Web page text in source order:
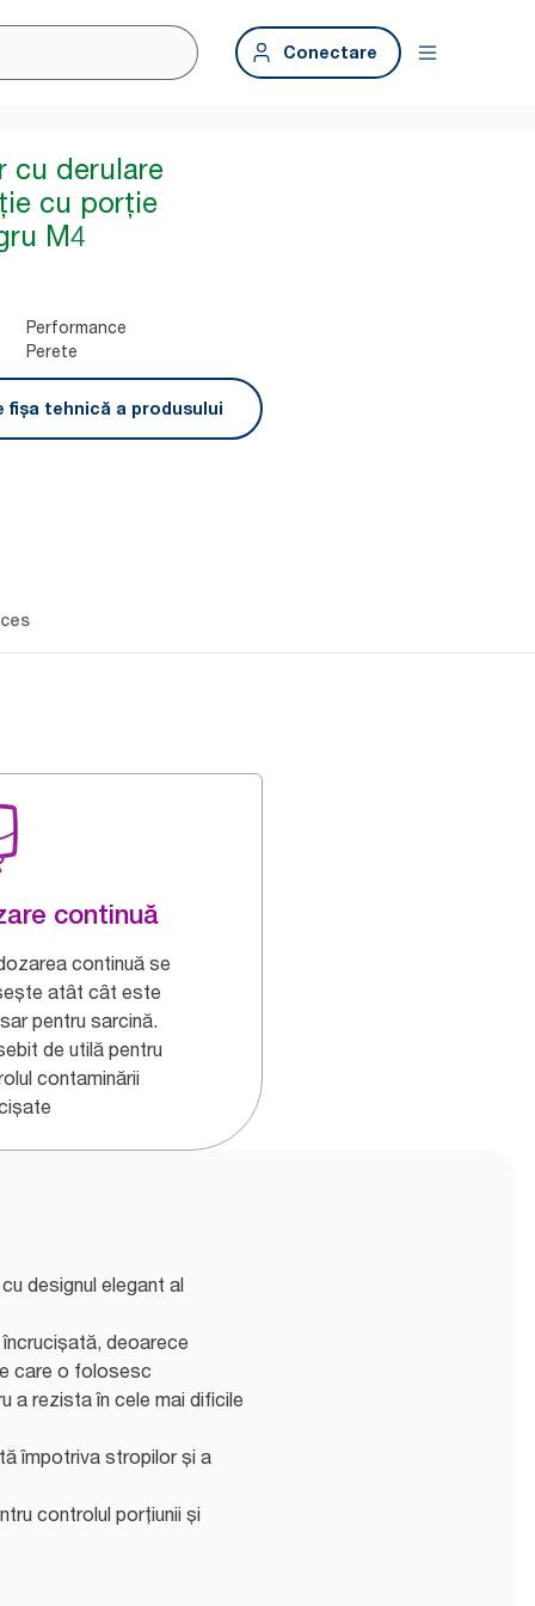
Conectare
cu derulare
cu porție
M4
Performance
Perete
fișa tehnică a produsului
continuă
continuă se
atât cât este
pentru sarcină.
de utilă pentru
contaminării
designul elegant al
deoarece
care o folosesc
a rezista în cele mai dificile
împotriva stropilor și a
controlul porțiunii și